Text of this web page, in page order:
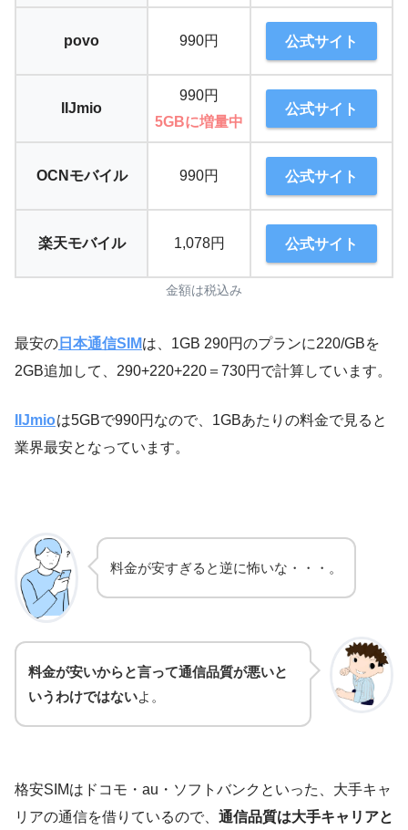
povo 990円 公式サイト
IIJmio
990円
5GBに増量中
公式サイト
OCNモバイル 990円 公式サイト
楽天モバイル 1,078円 公式サイト
金額は税込み
最安の 日本通信SIMは、1GB 290円のプランに220/GBを
2GB追加して、290+220+220＝730円で計算しています。
IIJmioは5GBで990円なので、1GBあたりの料金で見ると
業界最安となっています。
料金が安すぎると逆に怖いな・・・。
料金が安いからと言って通信品質が悪いと
いうわけではないよ。
格安SIMはドコモ・au・ソフトバンクといった、大手キャ
リアの通信を借りているので、 通信品質は大手キャリアと